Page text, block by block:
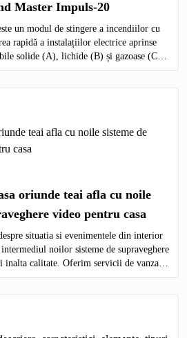
Master Impuls-20
un modul de stingere a incendiilor cu
rapidă a instalațiilor electrice aprinse
solide (A), lichide (B) și gazoase (C)
protejat.
oriunde teai afla cu noile
video pentru casa
situatia si evenimentele din interior
noilor sisteme de supraveghere
inalta calitate. Oferim servicii de vanzare
de monitorizare video in toata Moldova.